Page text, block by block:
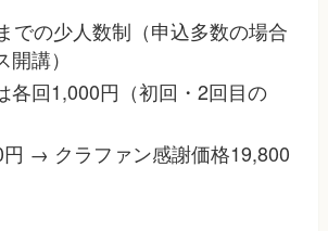
での少人数制（申込多数の場合
講）
各回1,000円（初回・2回目の
→ クラファン感謝価格19,800